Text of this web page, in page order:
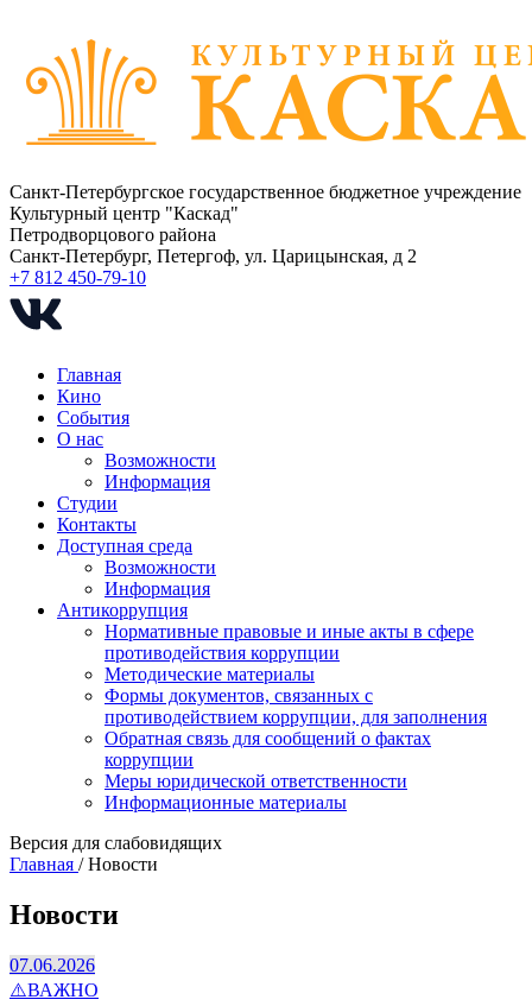
Санкт-Петербургское государственное бюджетное учреждение
Культурный центр "Каскад"
Петродворцового района
Санкт-Петербург, Петергоф, ул. Царицынская, д 2
+7 812 450-79-10
Главная
Кино
События
О нас
Возможности
Информация
Студии
Контакты
Доступная среда
Возможности
Информация
Антикоррупция
Нормативные правовые и иные акты в сфере
противодействия коррупции
Методические материалы
Формы документов, связанных с
противодействием коррупции, для заполнения
Обратная связь для сообщений о фактах
коррупции
Меры юридической ответственности
Информационные материалы
Версия для слабовидящих
Главная /Новости
Новости
07.06.2026
⚠️ВАЖНО